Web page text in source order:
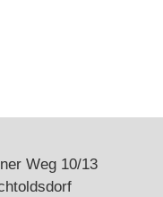
Weg 10/13